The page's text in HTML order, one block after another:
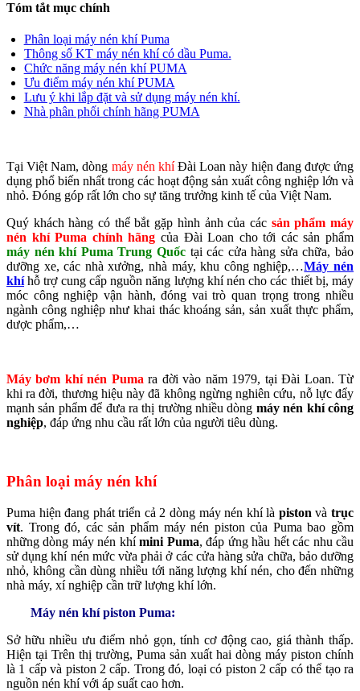
Tóm tắt mục chính
Phân loại máy nén khí Puma
Thông số KT máy nén khí có dầu Puma.
Chức năng máy nén khí PUMA
Ưu điểm máy nén khí PUMA
Lưu ý khi lắp đặt và sử dụng máy nén khí.
Nhà phân phối chính hãng PUMA
Tại Việt Nam, dòng máy nén khíĐài Loan này hiện đang được ứng
dụng phổ biến nhất trong các hoạt động sản xuất công nghiệp lớn và
nhỏ. Đóng góp rất lớn cho sự tăng trưởng kinh tế của Việt Nam.
Quý khách hàng có thể bắt gặp hình ảnh của cácsản phẩm máy
nén khí Puma chính hãng của Đài Loan cho tới các sản phẩm
máy nén khí Puma Trung Quốc tại các cửa hàng sửa chữa, bảo
dưỡng xe, các nhà xưởng, nhà máy, khu công nghiệp,…Máy nén
khíhỗ trợ cung cấp nguồn năng lượng khí nén cho các thiết bị, máy
móc công nghiệp vận hành, đóng vai trò quan trọng trong nhiều
ngành công nghiệp như khai thác khoáng sản, sản xuất thực phẩm,
dược phẩm,…
Máy bơm khí nén Puma ra đời vào năm 1979, tại Đài Loan. Từ
khi ra đời, thương hiệu này đã không ngừng nghiên cứu, nỗ lực đẩy
mạnh sản phẩm để đưa ra thị trường nhiều dòng máy nén khí công
nghiệp, đáp ứng nhu cầu rất lớn của người tiêu dùng.
Phân loại máy nén khí
Puma hiện đang phát triển cả 2 dòng máy nén khí là piston vàtrục
vít. Trong đó, các sản phẩm máy nén piston của Puma bao gồm
những dòng máy nén khímini Puma, đáp ứng hầu hết các nhu cầu
sử dụng khí nén mức vừa phải ở các cửa hàng sửa chữa, bảo dưỡng
nhỏ, không cần dùng nhiều tới năng lượng khí nén, cho đến những
nhà máy, xí nghiệp cần trữ lượng khí lớn.
Máy nén khí piston Puma:
Sở hữu nhiều ưu điểm nhỏ gọn, tính cơ động cao, giá thành thấp.
Hiện tại Trên thị trường, Puma sản xuất hai dòng máy piston chính
là 1 cấp và piston 2 cấp. Trong đó, loại có piston 2 cấp có thể tạo ra
nguồn nén khí với áp suất cao hơn.